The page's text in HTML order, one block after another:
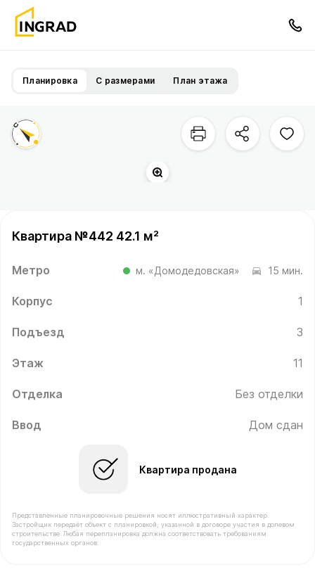
Планировка С размерами План этажа
Квартира №442 42.1 м²
Метро м. «Домодедовская» 15 мин.
Корпус 1
Подъезд 3
Этаж 11
Отделка Без отделки
Ввод Дом сдан
Квартира продана
Представленные планировочные решения носят иллюстративный характер.
Застройщик передаёт объект с планировкой, указанной в договоре участия в долевом
строительстве. Любая перепланировка должна соответствовать требованиям
государственных органов.